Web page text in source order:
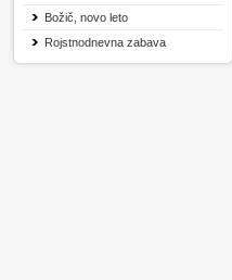
Božič, novo leto
Rojstnodnevna zabava